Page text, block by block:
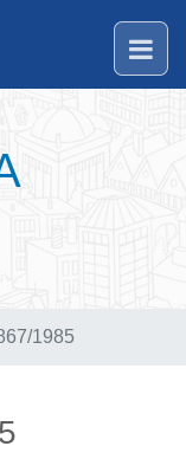
1985